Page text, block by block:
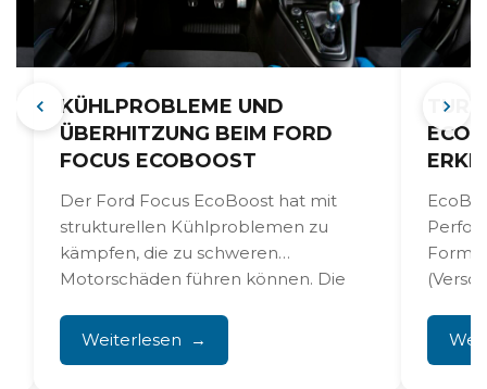
KÜHLPROBLEME UND
ÜBERHITZUNG BEIM FORD
FOCUS ECOBOOST
Der Ford Focus EcoBoost hat mit
strukturellen Kühlproblemen zu
kämpfen, die zu schweren
Motorschäden führen können. Die
Weiterlesen